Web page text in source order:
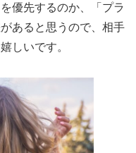
優先するのか、「プラ
あると思うので、相手
しいです。